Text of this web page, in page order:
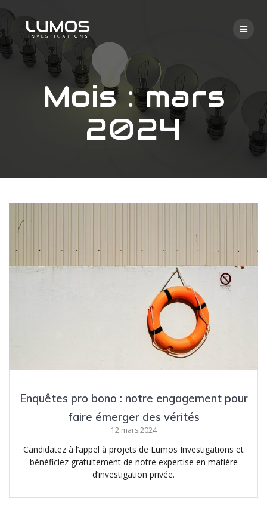
Mois :mars
2024
Enquêtes pro bono : notre engagement pour
faire émerger des vérités
12 mars 2024
Candidatez à l’appel à projets de Lumos Investigations et
bénéficiez gratuitement de notre expertise en matière
d’investigation privée.